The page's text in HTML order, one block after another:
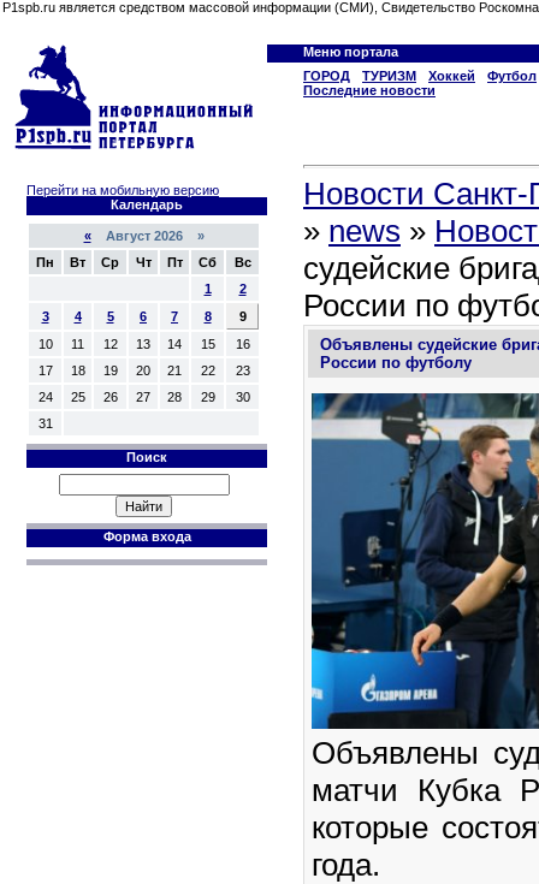
P1spb.ru является средством массовой информации (СМИ), Свидетельство
Меню портала
ГОРОД
ТУРИЗМ Хоккей
Футбол
Последние новости
Перейти на мобильную версию
Календарь
«Август 2026 »
Пн
Вт Ср Чт Пт Сб
Вс
1
2
3
4 5 6 7 8
9
10
11 12 13 14 15
16
17
18 19 20 21 22
23
24
25 26 27 28 29
30
31
Поиск
Форма входа
Новости Санкт-
» news »
судейские
России по
Объявлены судейские
России по футболу
Объявлены
матчи Кубка
которые
года.